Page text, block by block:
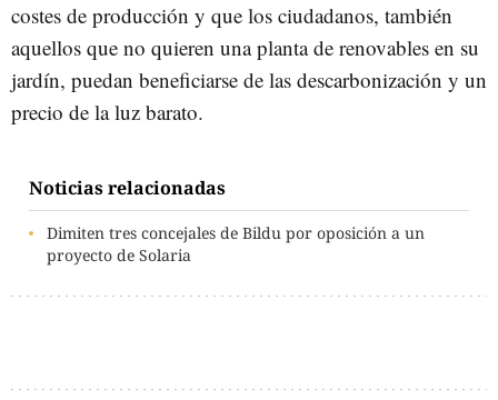
costes de producción y que los ciudadanos, también
aquellos que no quieren una planta de renovables en su
jardín, puedan beneficiarse de las descarbonización y un
precio de la luz barato.
Noticias relacionadas
Dimiten tres concejales de Bildu por oposición a un
proyecto de Solaria